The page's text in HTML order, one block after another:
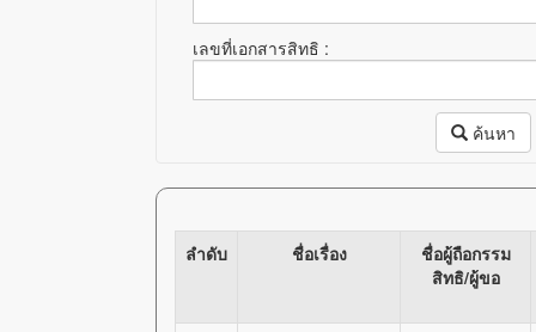
เลขที่เอกสารสิทธิ :
ค้นหา
ลำดับ ชื่อเรื่อง
ชื่อผู้ถือกรรม
สิทธิ/ผู้ขอ